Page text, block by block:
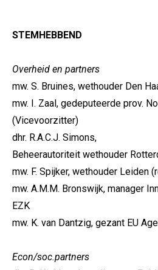
STEMHEBBEND
Overheid en partners
mw. S. Bruines, wethouder Den
mw. I. Zaal, gedeputeerde prov.
(Vicevoorzitter)
dhr. R.A.C.J. Simons,
Beheerautoriteit wethouder
mw. F. Spijker, wethouder Leiden
mw. A.M.M. Bronswijk, manager
EZK
mw. K. van Dantzig, gezant EU
Econ/soc.partners